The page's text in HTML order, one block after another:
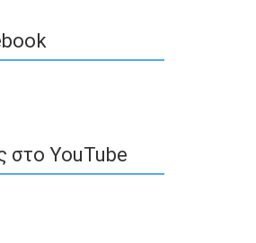
στο YouTube